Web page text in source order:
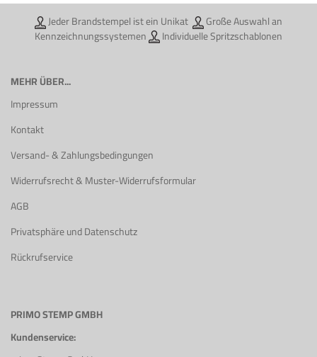
Jeder Brandstempel ist ein Unikat Große Auswahl an
Kennzeichnungssystemen Individuelle Spritzschablonen
MEHR ÜBER...
Impressum
Kontakt
Versand- & Zahlungsbedingungen
Widerrufsrecht & Muster-Widerrufsformular
AGB
Privatsphäre und Datenschutz
Rückrufservice
PRIMO STEMP GMBH
Kundenservice: